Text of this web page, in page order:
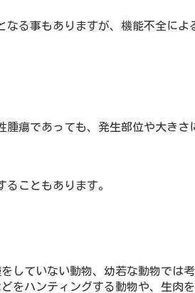
る事もありますが、機能不全によ
瘍であっても、発生部位や大きさ
こともあります。
ていない動物、幼若な動物では考
をハンティングする動物や、生肉